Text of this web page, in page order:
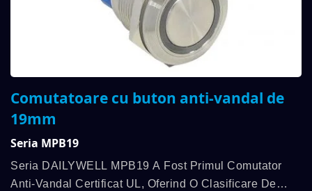
Comutatoare cu buton anti-vandal de
19mm
Seria MPB19
Seria DAILYWELL MPB19 A Fost Primul Comutator
Anti-Vandal Certificat UL, Oferind O Clasificare De